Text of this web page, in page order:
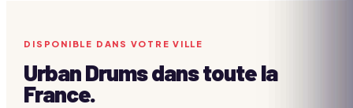
DISPONIBLE DANS VOTRE VILLE
Urban Drumsdans toute la
France.